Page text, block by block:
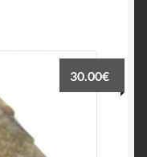
30.00€